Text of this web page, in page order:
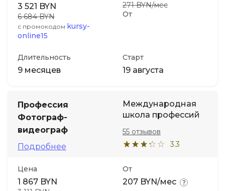
3 521 BYN
6 684 BYN
с промокодом kursy-
online15
От
271 BYN/мес
Длительность
9 месяцев
Старт
19 августа
Профессия
Фотограф-
видеограф
Подробнее
Международная
школа профессий
3.3
55 отзывов
Цена
1 867 BYN
От
207 BYN/мес